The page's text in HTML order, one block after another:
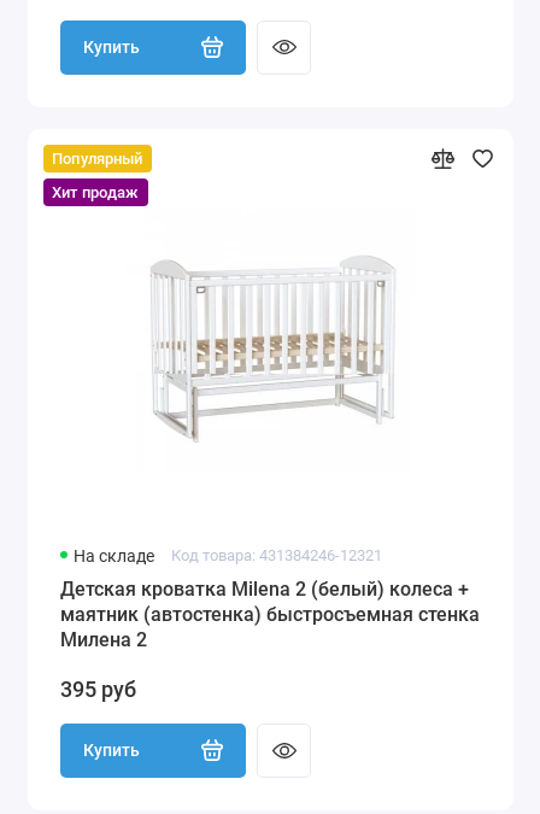
Купить
Популярный
Хит продаж
На складе Код товара: 431384246-12321
Детская кроватка Milena 2 (белый) колеса +
маятник (автостенка) быстросъемная стенка
Милена 2
395 руб
Купить